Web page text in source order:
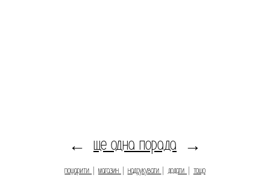
← ще одна порада →
пошарити магазин надрукувати додати тощо